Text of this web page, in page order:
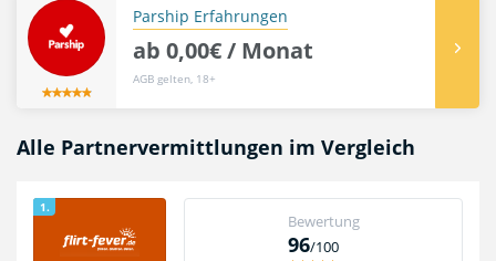
durchaus behaupten, dass der online Markt für die
Partnersuche boomt. Es erscheinen heutzutage immer mehr
Anbieter. Unser Test hilft Ihnen den Überblick zu behalten.
Parship Erfahrungen
ab 0,00€ / Monat
AGB gelten, 18+
Alle Partnervermittlungen im Vergleich
1.
Bewertung
96/100